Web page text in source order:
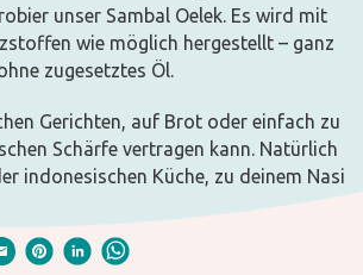
unser Sambal Oelek. Es wird mit
wie möglich hergestellt – ganz
zugesetztes Öl.
Gerichten, auf Brot oder einfach zu
Schärfe vertragen kann. Natürlich
indonesischen Küche, zu deinem Nasi